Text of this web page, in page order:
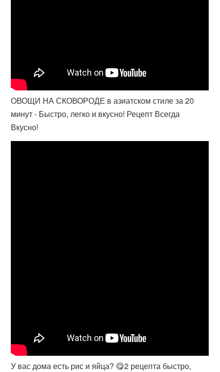
ОВОЩИ НА СКОВОРОДЕ в азиатском стиле за 20
минут - Быстро, легко и вкусно! Рецепт Всегда
Вкусно!
У вас дома есть рис и яйца? 😋2 рецепта быстро,